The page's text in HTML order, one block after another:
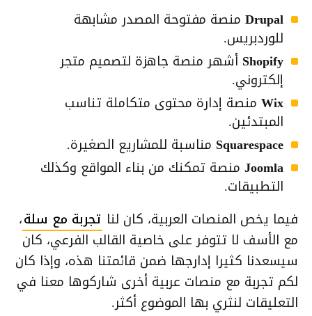
Drupal منصة مفتوحة المصدر مشابهة
للوردبريس.
Shopify أشهر منصة جاهزة لتصميم متجر
إلكتروني.
Wix منصة إدارة محتوى متكاملة تناسب
المبتدئين.
Squarespace مناسبة للمشاريع الصغيرة.
Joomla منصة تمكنك من بناء المواقع وكذلك
التطبيقات.
فيما يخص المنصات العربية، كان لنا تجربة مع سلة،
مع الأسف لا تتوفر على خاصية القالب الفرعي، كان
سيسعدنا كثيرا إدارجها ضمن قائمتنا هذه، وإذا كان
لكم تجربة مع منصات عربية أخرى شاركوها معنا في
التعليقات لنثري بها الموضوع أكثر.